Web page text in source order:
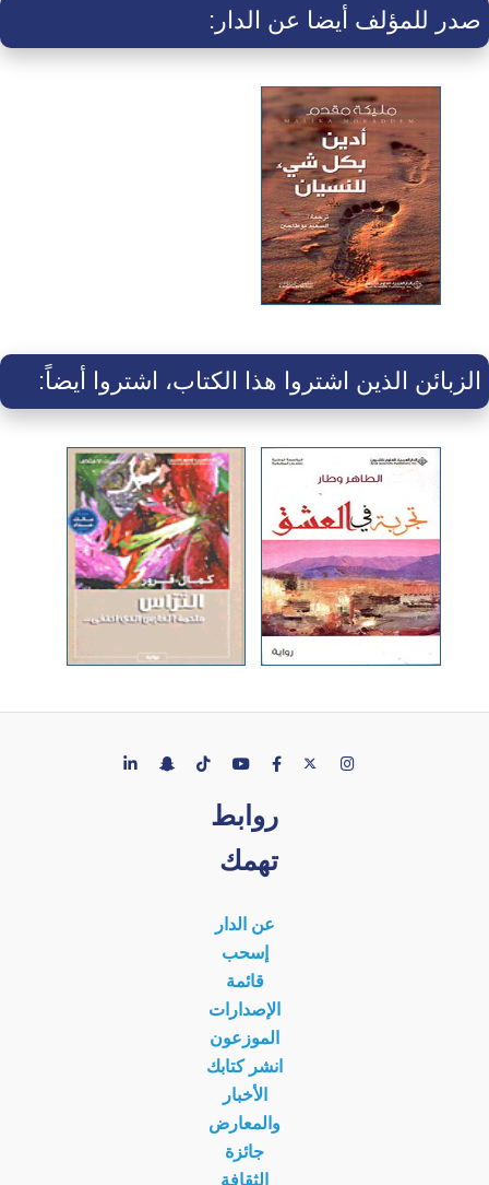
صدر للمؤلف أيضا عن الدار:
الزبائن الذين اشتروا هذا الكتاب، اشتروا أيضاً:
روابط
تهمك
عن الدار
إسحب
قائمة
الإصدارات
الموزعون
انشر كتابك
الأخبار
والمعارض
جائزة
الثقافة